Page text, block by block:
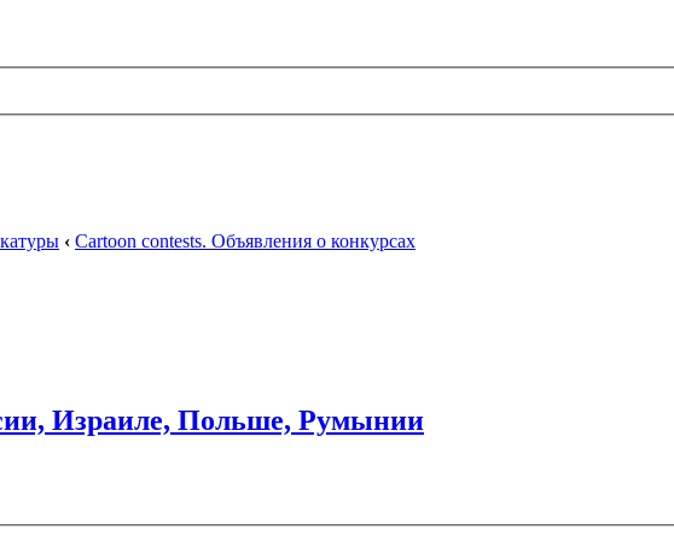
‹ Cartoon contests. Объявления о конкурсах
Израиле, Польше, Румынии